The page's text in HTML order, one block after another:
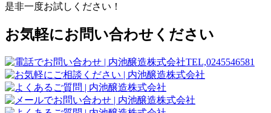
是非一度お試しください！
お気軽にお問い合わせください